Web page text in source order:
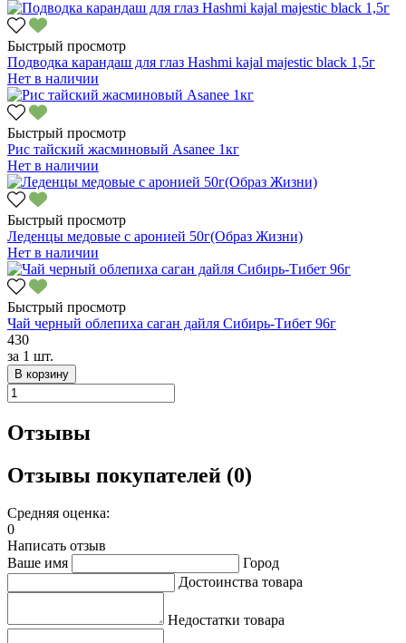
Быстрый просмотр
Подводка карандаш для глаз Hashmi kajal majestic black 1,5г
Нет в наличии
Быстрый просмотр
Рис тайский жасминовый Asanee 1кг
Нет в наличии
Быстрый просмотр
Леденцы медовые с аронией 50г(Образ Жизни)
Нет в наличии
Быстрый просмотр
Чай черный облепиха саган дайля Сибирь-Тибет 96г
430
за 1 шт.
В корзину
Отзывы
Отзывы покупателей (0)
Средняя оценка:
0
Написать отзыв
Ваше имя
Город
Достоинства товара
Недостатки товара